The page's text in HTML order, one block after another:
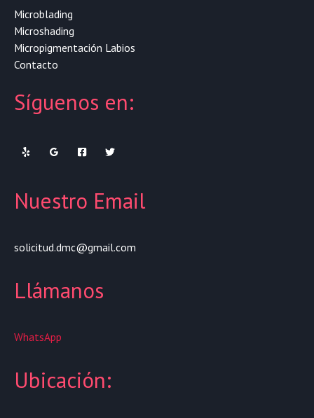
Microblading
Microshading
Micropigmentación Labios
Contacto
Síguenos en:
Nuestro Email
solicitud.dmc@gmail.com
Llámanos
WhatsApp
Ubicación: